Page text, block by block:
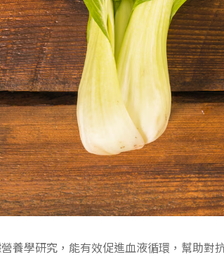
養學研究，能有效促進血液循環，幫助